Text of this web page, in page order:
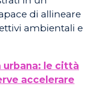
di allineare
ambientali e
urbana: le città
accelerare